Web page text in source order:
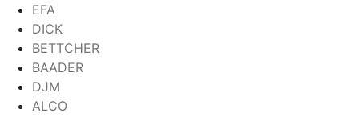
EFA
DICK
BETTCHER
BAADER
DJM
ALCO